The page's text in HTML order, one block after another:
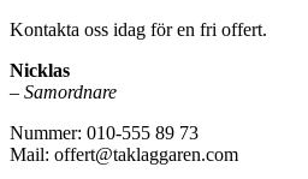
Kontakta oss idag för en fri offert.
Nicklas
– Samordnare
Nummer: 010-555 89 73
Mail: offert@taklaggaren.com